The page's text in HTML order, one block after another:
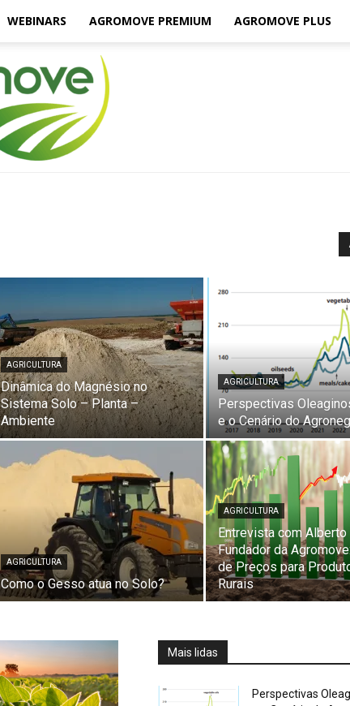
WEBINARS AGROMOVE PREMIUM AGROMOVE PLUS
AGRICULTURA
Dinâmica do Magnésio no
Sistema Solo – Planta –
Ambiente
AGRICULTURA
Perspectivas
e o Cenário do
AGRICULTURA
Como o Gesso atua no Solo?
AGRICULTURA
Entrevista com Alberto
Fundador da
de Preços para
Rurais
Mais lidas
Perspectivas